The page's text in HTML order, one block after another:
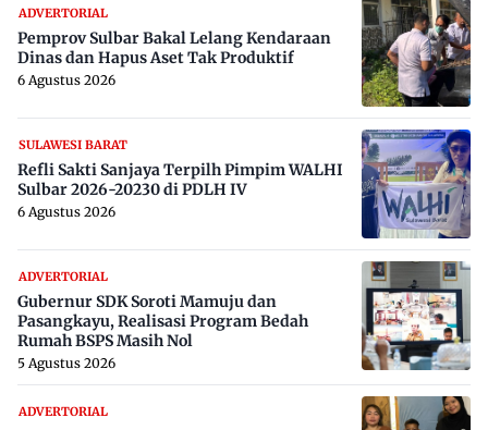
ADVERTORIAL
Pemprov Sulbar Bakal Lelang Kendaraan
Dinas dan Hapus Aset Tak Produktif
6 Agustus 2026
SULAWESI BARAT
Refli Sakti Sanjaya Terpilh Pimpim WALHI
Sulbar 2026-20230 di PDLH IV
6 Agustus 2026
ADVERTORIAL
Gubernur SDK Soroti Mamuju dan
Pasangkayu, Realisasi Program Bedah
Rumah BSPS Masih Nol
5 Agustus 2026
ADVERTORIAL